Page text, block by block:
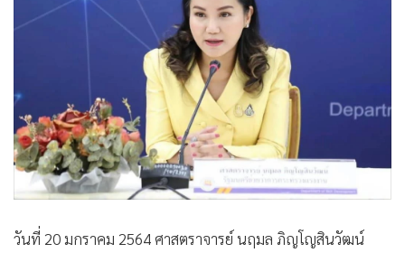
Cyber BIZ
Good health & Well-being
•
Green Innovation & SD
• Management & HR
• MGR Live
Infographic
• ท่องเที่ยว
วันที่ 20 มกราคม 2564 ศาสตราจารย์ นฤมล ภิญโญสินวัฒน์